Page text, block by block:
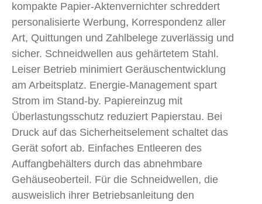
kompakte Papier-Aktenvernichter schreddert
personalisierte Werbung, Korrespondenz aller
Art, Quittungen und Zahlbelege zuverlässig und
sicher. Schneidwellen aus gehärtetem Stahl.
Leiser Betrieb minimiert Geräuschentwicklung
am Arbeitsplatz. Energie-Management spart
Strom im Stand-by. Papiereinzug mit
Überlastungsschutz reduziert Papierstau. Bei
Druck auf das Sicherheitselement schaltet das
Gerät sofort ab. Einfaches Entleeren des
Auffangbehälters durch das abnehmbare
Gehäuseoberteil. Für die Schneidwellen, die
ausweislich ihrer Betriebsanleitung den